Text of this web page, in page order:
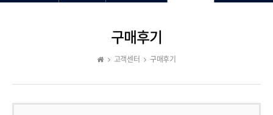
구매후기
고객센터 구매후기